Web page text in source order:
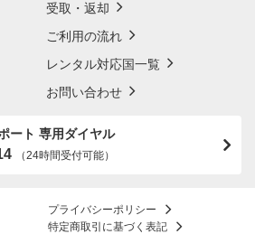
受取・返却
ご利用の流れ
レンタル対応国一覧
お問い合わせ
ート 専用ダイヤル
（24時間受付可能）
プライバシーポリシー
特定商取引に基づく表記